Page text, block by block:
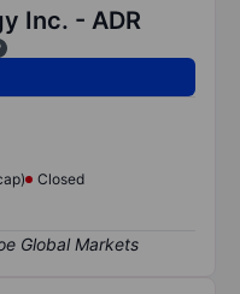
Inc. - ADR
Closed